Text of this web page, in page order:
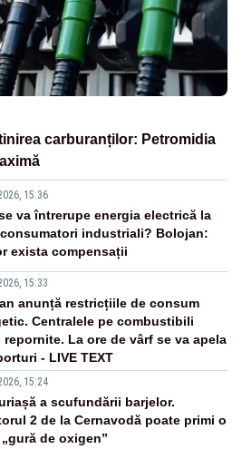
carburanților: Petromidia
15:36
va întrerupe energia electrică la
industriali? Bolojan:
exista compensații
15:33
anunță restricțiile de consum
Centralele pe combustibili
La ore de vârf se va apela
- LIVE TEXT
15:24
a scufundării barjelor.
2 de la Cernavodă poate primi o
de oxigen”